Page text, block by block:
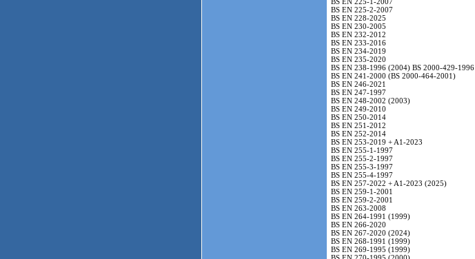
BS EN 225-2-2007
BS EN 228-2025
BS EN 230-2005
BS EN 232-2012
BS EN 233-2016
BS EN 234-2019
BS EN 235-2020
BS EN 238-1996 (2004) BS 2000-429-1996
BS EN 241-2000 (BS 2000-464-2001)
BS EN 246-2021
BS EN 247-1997
BS EN 248-2002 (2003)
BS EN 249-2010
BS EN 250-2014
BS EN 251-2012
BS EN 252-2014
BS EN 253-2019 + A1-2023
BS EN 255-1-1997
BS EN 255-2-1997
BS EN 255-3-1997
BS EN 255-4-1997
BS EN 257-2022 + A1-2023 (2025)
BS EN 259-1-2001
BS EN 259-2-2001
BS EN 263-2008
BS EN 264-1991 (1999)
BS EN 266-2020
BS EN 267-2020 (2024)
BS EN 268-1991 (1999)
BS EN 269-1995 (1999)